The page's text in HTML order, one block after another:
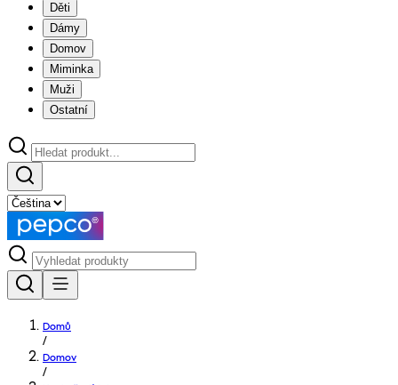
Děti
Dámy
Domov
Miminka
Muži
Ostatní
Domů
/
Domov
/